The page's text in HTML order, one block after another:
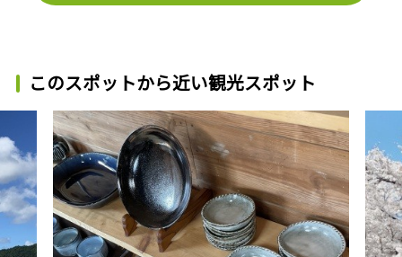
このスポットから近い観光スポット